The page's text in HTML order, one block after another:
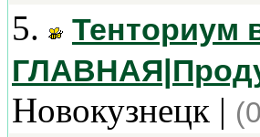
5.
Тенториум
Новокузнецк |